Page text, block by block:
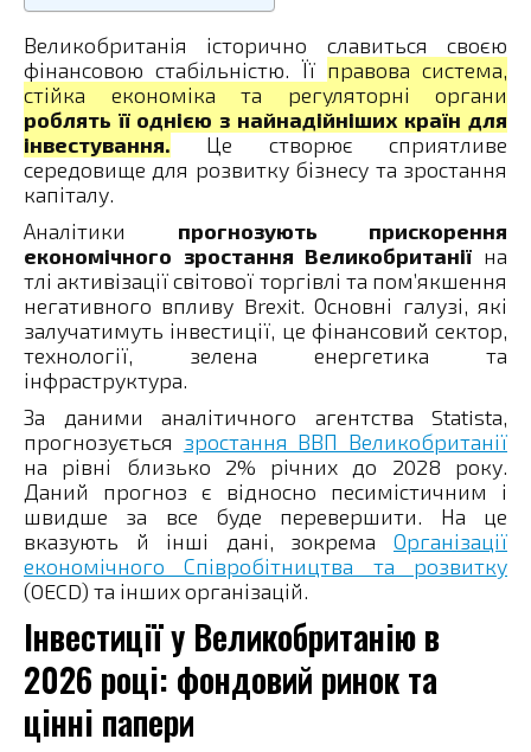
Великобританія історично славиться своєю
фінансовою стабільністю. Її правова система,
стійка економіка та регуляторні органи
роблять її однією з найнадійніших країн для
інвестування. Це створює сприятливе
середовище для розвитку бізнесу та зростання
капіталу.
Аналітики прогнозують прискорення
економічного зростання Великобританії на
тлі активізації світової торгівлі та пом’якшення
негативного впливу Brexit. Основні галузі, які
залучатимуть інвестиції, це фінансовий сектор,
технології, зелена енергетика та
інфраструктура.
За даними аналітичного агентства Statista,
прогнозується зростання ВВП Великобританії
на рівні близько 2% річних до 2028 року.
Даний прогноз є відносно песимістичним і
швидше за все буде перевершити. На це
вказують й інші дані, зокрема Організації
економічного Співробітництва та розвитку
(OECD) та інших організацій.
Інвестиції у Великобританію в
2026 році: фондовий ринок та
цінні папери